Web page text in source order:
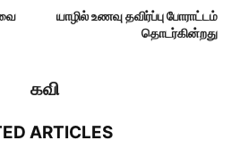
யாழில் உணவு தவிர்ப்பு போராட்டம்
தொடர்கின்றது
கவி
ARTICLES